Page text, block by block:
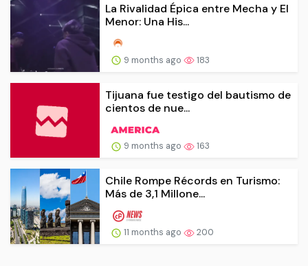
La Rivalidad Épica entre Mecha y El
Menor: Una His...
9 months ago 183
Tijuana fue testigo del bautismo de
cientos de nue...
9 months ago 163
Chile Rompe Récords en Turismo:
Más de 3,1 Millone...
11 months ago 200